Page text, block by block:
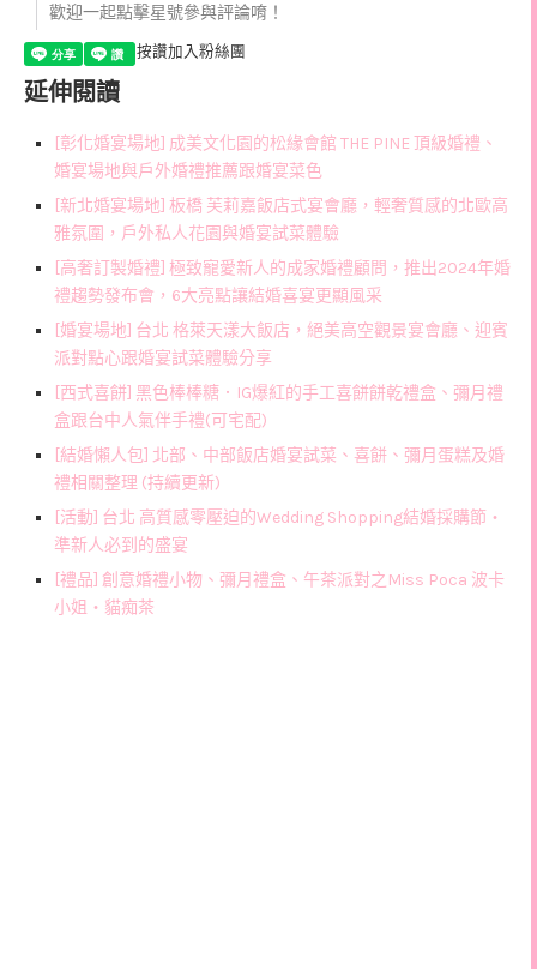
歡迎一起點擊星號參與評論唷！
按讚加入粉絲團
延伸閱讀
[彰化婚宴場地] 成美文化園的松緣會館 THE PINE 頂級婚禮、
婚宴場地與戶外婚禮推薦跟婚宴菜色
[新北婚宴場地] 板橋 芙莉嘉飯店式宴會廳，輕奢質感的北歐高
雅氛圍，戶外私人花園與婚宴試菜體驗
[高奢訂製婚禮] 極致寵愛新人的成家婚禮顧問，推出2024年婚
禮趨勢發布會，6大亮點讓結婚喜宴更顯風采
[婚宴場地] 台北 格萊天漾大飯店，絕美高空觀景宴會廳、迎賓
派對點心跟婚宴試菜體驗分享
[西式喜餅] 黑色棒棒糖．IG爆紅的手工喜餅餅乾禮盒、彌月禮
盒跟台中人氣伴手禮(可宅配)
[結婚懶人包] 北部、中部飯店婚宴試菜、喜餅、彌月蛋糕及婚
禮相關整理 (持續更新)
[活動] 台北 高質感零壓迫的Wedding Shopping結婚採購節‧
準新人必到的盛宴
[禮品] 創意婚禮小物、彌月禮盒、午茶派對之Miss Poca 波卡
小姐・貓痴茶